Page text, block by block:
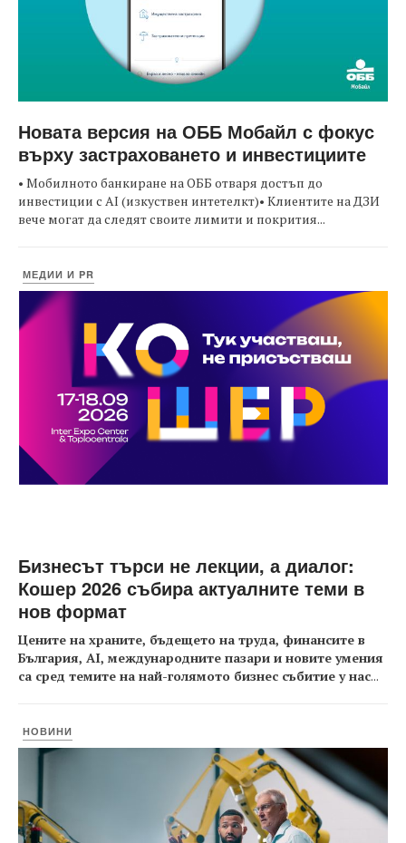
Новата версия на ОББ Мобайл с фокус
върху застраховането и инвестициите
• Мобилното банкиране на ОББ отваря достъп до
инвестиции с AI (изкуствен интетелкт)• Клиентите на ДЗИ
вече могат да следят своите лимити и покрития...
МЕДИИ И PR
Бизнесът търси не лекции, а диалог:
Кошер 2026 събира актуалните теми в
нов формат
Цените на храните, бъдещето на труда, финансите в
България, AI, международните пазари и новите умения
са сред темите на най-голямото бизнес събитие у нас...
НОВИНИ